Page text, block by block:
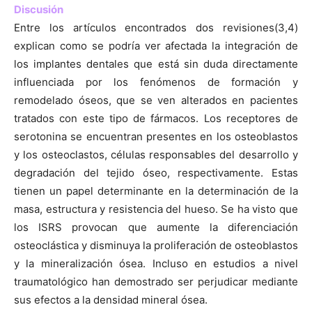
Discusión
Entre los artículos encontrados dos revisiones(3,4)
explican como se podría ver afectada la integración de
los implantes dentales que está sin duda directamente
influenciada por los fenómenos de formación y
remodelado óseos, que se ven alterados en pacientes
tratados con este tipo de fármacos. Los receptores de
serotonina se encuentran presentes en los osteoblastos
y los osteoclastos, células responsables del desarrollo y
degradación del tejido óseo, respectivamente. Estas
tienen un papel determinante en la determinación de la
masa, estructura y resistencia del hueso. Se ha visto que
los ISRS provocan que aumente la diferenciación
osteoclástica y disminuya la proliferación de osteoblastos
y la mineralización ósea. Incluso en estudios a nivel
traumatológico han demostrado ser perjudicar mediante
sus efectos a la densidad mineral ósea.